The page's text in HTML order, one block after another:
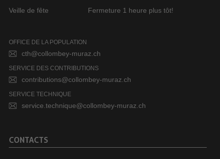
Veille de fête Fermeture 1 heure plus tôt!
OFFICE DE LA POPULATION
cth@collombey-muraz.ch
SERVICE DES CONTRIBUTIONS
contributions@collombey-muraz.ch
SERVICE TECHNIQUE
service.technique@collombey-muraz.ch
CONTACTS